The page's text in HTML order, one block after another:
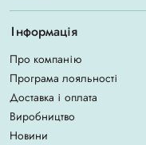
Інформація
Про компанію
Програма лояльності
Доставка і оплата
Виробництво
Новини